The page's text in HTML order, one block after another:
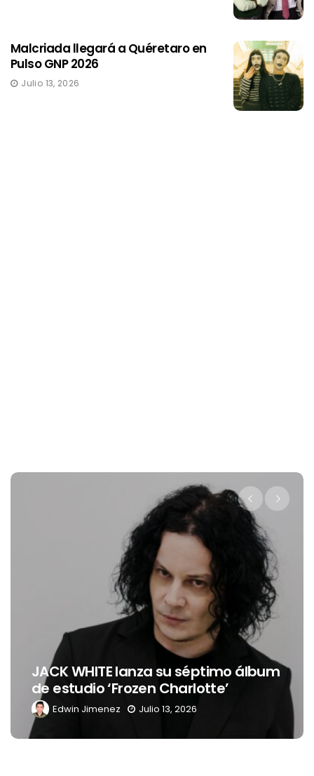
Malcriada llegará a Quéretaro en
Pulso GNP 2026
Julio 13, 2026
JACK WHITE lanza su séptimo álbum
de estudio ‘Frozen Charlotte’
Edwin Jimenez Julio 13, 2026